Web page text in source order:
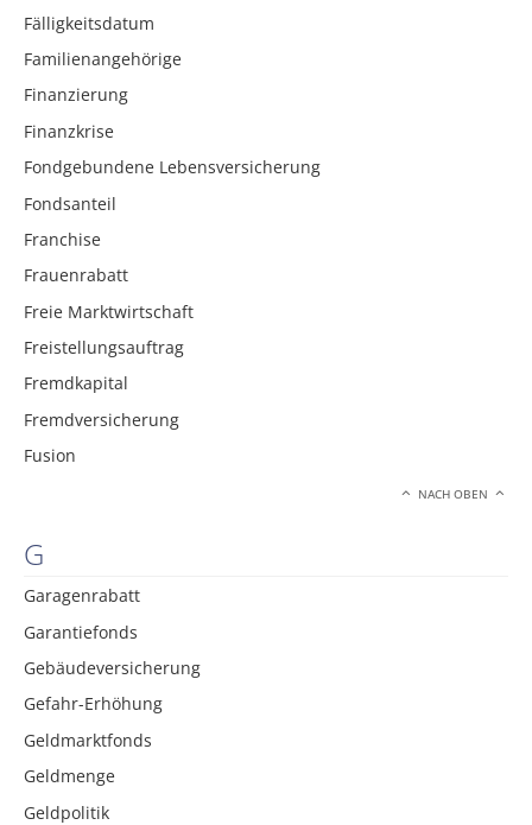
Fälligkeitsdatum
Familienangehörige
Finanzierung
Finanzkrise
Fondgebundene Lebensversicherung
Fondsanteil
Franchise
Frauenrabatt
Freie Marktwirtschaft
Freistellungsauftrag
Fremdkapital
Fremdversicherung
Fusion
NACH OBEN
G
Garagenrabatt
Garantiefonds
Gebäudeversicherung
Gefahr-Erhöhung
Geldmarktfonds
Geldmenge
Geldpolitik